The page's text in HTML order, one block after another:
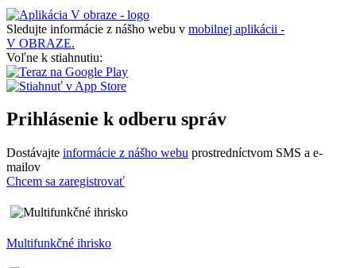
Sledujte informácie z nášho webu v mobilnej aplikácii -
V OBRAZE.
Voľne k stiahnutiu:
Prihlásenie k odberu správ
Dostávajte informácie z nášho webu prostredníctvom SMS a e-
mailov
Chcem sa zaregistrovať
Multifunkčné ihrisko